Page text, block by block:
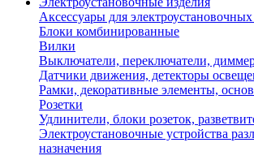
Аксессуары для
Блоки комбинированные
Вилки
Выключатели, переключатели,
Датчики движения, детекторы
Рамки, декоративные элементы,
Розетки
Удлинители, блоки розеток,
Электроустановочные устройства
назначения